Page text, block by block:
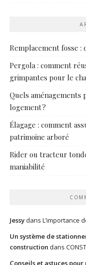
Remplacement fosse :
Pergola : comment
grimpantes pour le
Quels aménagements
logement ?
Élagage : comment
patrimoine arboré
Rider ou tracteur
maniabilité
Jessydans L’importance
Un système de
construction dans
Conseils et astuces